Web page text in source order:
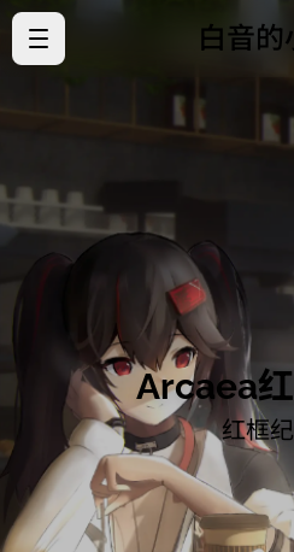
白音的
· 关于
开往
Arcaea
红框